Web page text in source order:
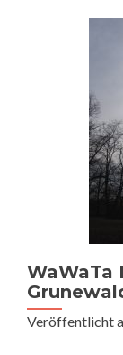
WaWaTa
Veröffentlicht